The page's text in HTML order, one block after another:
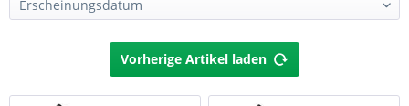
Vorherige Artikel laden